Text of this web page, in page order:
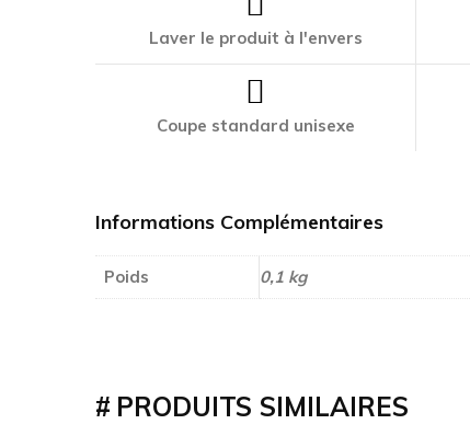
Laver le produit à l'envers
Coupe standard unisexe
Informations Complémentaires
Poids 0,1 kg
PRODUITS SIMILAIRES